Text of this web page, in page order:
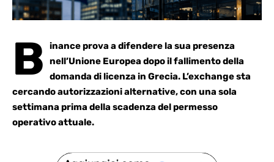
B
inance prova a difendere la sua presenza
nell’Unione Europea dopo il fallimento della
domanda di licenza in Grecia. L’exchange sta
cercando autorizzazionialternative, con una sola
settimana prima della scadenza del permesso
operativo attuale.